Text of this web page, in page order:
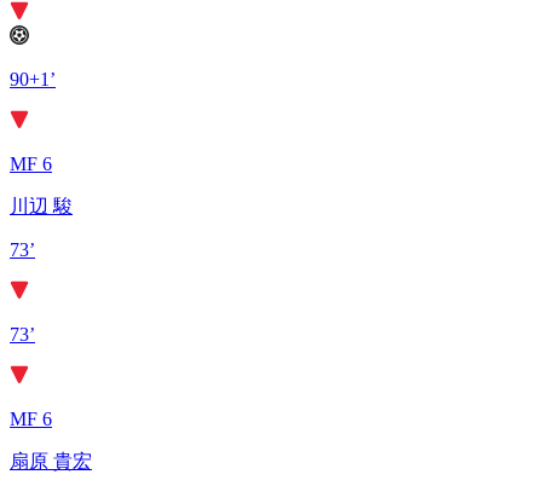
90+1’
MF 6
川辺 駿
73’
73’
MF 6
扇原 貴宏